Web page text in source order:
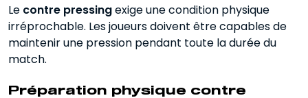
Le contre pressingexige une condition physique
irréprochable. Les joueurs doivent être capables de
maintenir une pression pendant toute la durée du
match.
Préparation physique contre